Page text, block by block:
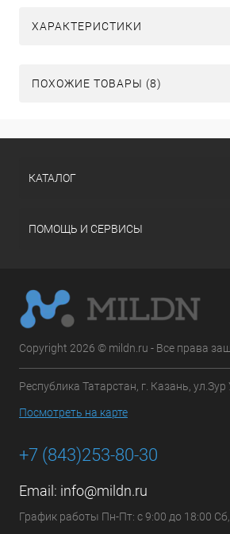
ХАРАКТЕРИСТИКИ
ПОХОЖИЕ ТОВАРЫ (8)
КАТАЛОГ
ПОМОЩЬ И СЕРВИСЫ
Copyright 2026 © mildn.ru - Все права
Республика Татарстан, г. Казань,
Посмотреть на карте
+7 (843)253-80-30
Email: info@mildn.ru
График работы Пн-Пт: с 9:00 до 18:00